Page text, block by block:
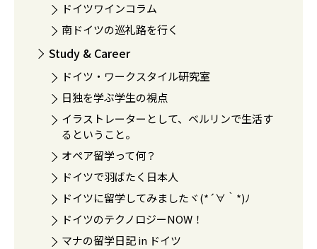
ドイツワインコラム
南ドイツの巡礼路を行く
Study & Career
ドイツ・ワークスタイル研究室
日独を学ぶ学生の視点
イラストレーターとして、ベルリンで生活す
るということ。
オペア留学って何？
ドイツで羽ばたく日本人
ドイツに留学してみましたヾ(*´∀｀*)ﾉ
ドイツのテクノロジーNOW！
マナの留学日記 in ドイツ